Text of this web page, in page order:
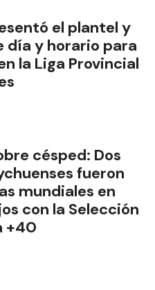
el plantel y
día y horario para
la Liga Provincial
césped: Dos
fueron
mundiales en
con la Selección
+40